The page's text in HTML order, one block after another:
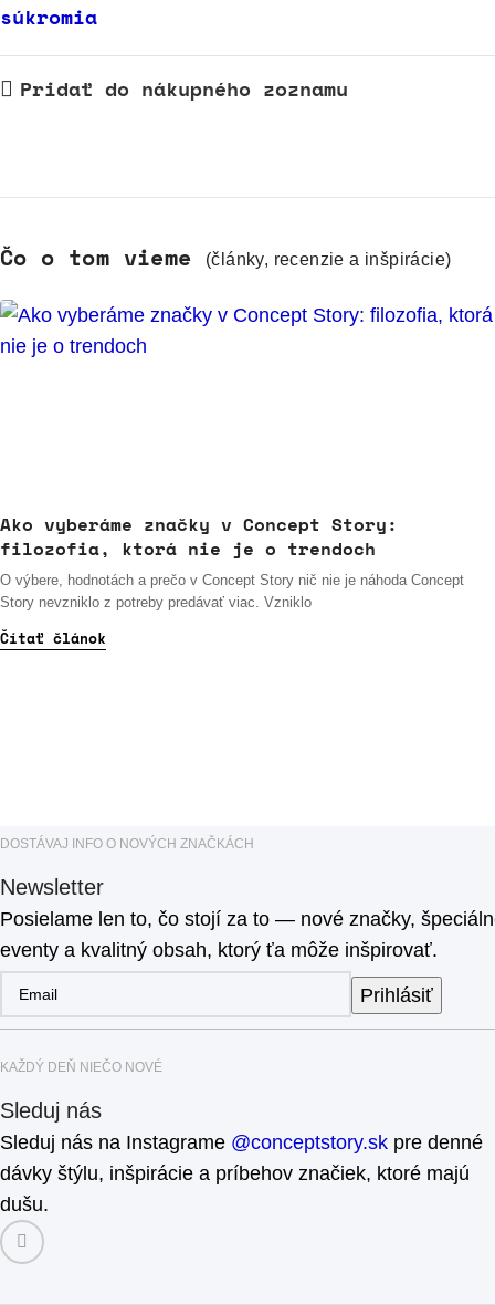
súkromia
Pridať do nákupného zoznamu
Čo o tom vieme (články, recenzie a inšpirácie)
Ako vyberáme značky v Concept Story:
filozofia, ktorá nie je o trendoch
O výbere, hodnotách a prečo v Concept Story nič nie je náhoda Concept
Story nevzniklo z potreby predávať viac. Vzniklo
Čítať článok
DOSTÁVAJ INFO O NOVÝCH ZNAČKÁCH
Newsletter
Posielame len to, čo stojí za to — nové značky,
eventy a kvalitný obsah, ktorý ťa môže inšpirovať.
Prihlásiť
KAŽDÝ DEŇ NIEČO NOVÉ
Sleduj nás
Sleduj nás na Instagrame @conceptstory.sk pre denné
dávky štýlu, inšpirácie a príbehov značiek, ktoré majú
dušu.